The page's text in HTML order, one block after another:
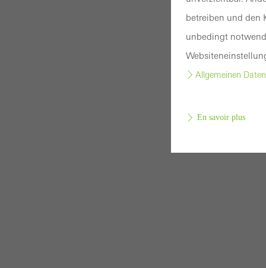
betreiben und den
unbedingt
Allgemeinen
En savoir plus